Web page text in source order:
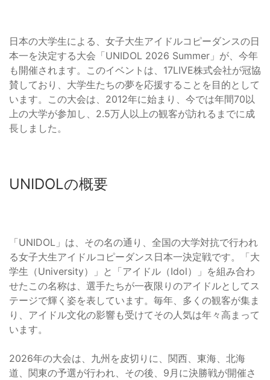
日本の大学生による、女子大生アイドルコピーダンスの日
本一を決定する大会「UNIDOL 2026 Summer」が、今年
も開催されます。このイベントは、17LIVE株式会社が冠協
賛しており、大学生たちの夢を応援することを目的として
います。この大会は、2012年に始まり、今では年間70以
上の大学が参加し、2.5万人以上の観客が訪れるまでに成
長しました。
UNIDOLの概要
「UNIDOL」は、その名の通り、全国の大学対抗で行われ
る女子大生アイドルコピーダンス日本一決定戦です。「大
学生（University）」と「アイドル（Idol）」を組み合わ
せたこの名称は、選手たちが一夜限りのアイドルとしてス
テージで輝く姿を表しています。毎年、多くの観客が集ま
り、アイドル文化の影響も受けてその人気は年々高まって
います。
2026年の大会は、九州を皮切りに、関西、東海、北海
道、関東の予選が行われ、その後、9月に決勝戦が開催さ